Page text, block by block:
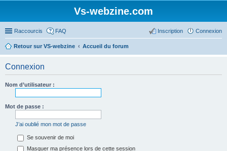
Vs-webzine.com
Raccourcis FAQ Connexion
Inscription
Retour sur VS-webzine Accueil du forum
Connexion
Nom d’utilisateur :
Mot de passe :
J’ai oublié mon mot de passe
Se souvenir de moi
Masquer ma présence lors de cette session